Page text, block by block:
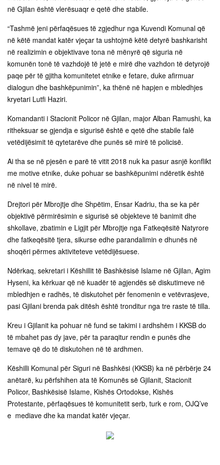
në Gjilan është vlerësuaqr e qetë dhe stabile.
“Tashmë jeni përfaqësues të zgjedhur nga Kuvendi Komunal që
në këtë mandat katër vjeçar ta ushtojmë këtë detyrë bashkarisht
në realizimin e objektivave tona në mënyrë që siguria në
komunën tonë të vazhdojë të jetë e mirë dhe vazhdon të detyrojë
paqe për të gjitha komunitetet etnike e fetare, duke afirmuar
dialogun dhe bashkëpunimin”, ka thënë në hapjen e mbledhjes
kryetari Lutfi Haziri.
Komandanti i Stacionit Policor në Gjilan, major Alban Ramushi, ka
ritheksuar se gjendja e sigurisë është e qetë dhe stabile falë
vetëdijësimit të qytetarëve dhe punës së mirë të policisë.
Ai tha se në pjesën e parë të vitit 2018 nuk ka pasur asnjë konflikt
me motive etnike, duke pohuar se bashkëpunimi ndëretik është
në nivel të mirë.
Drejtori për Mbrojtje dhe Shpëtim, Ensar Kadriu, tha se ka për
objektivë përmirësimin e sigurisë së objekteve të banimit dhe
shkollave, zbatimin e Ligjit për Mbrojtje nga Fatkeqësitë Natyrore
dhe fatkeqësitë tjera, sikurse edhe parandalimin e dhunës në
shoqëri përmes aktiviteteve vetëdijësuese.
Ndërkaq, sekretari i Këshillit të Bashkësisë Islame në Gjilan, Agim
Hyseni, ka kërkuar që në kuadër të agjendës së diskutimeve në
mbledhjen e radhës, të diskutohet për fenomenin e vetëvrasjeve,
pasi Gjilani brenda pak ditësh është tronditur nga tre raste të tilla.
Kreu i Gjilanit ka pohuar në fund se takimi i ardhshëm i KKSB do
të mbahet pas dy jave, për ta paraqitur rendin e punës dhe
temave që do të diskutohen në të ardhmen.
Këshilli Komunal për Siguri në Bashkësi (KKSB) ka në përbërje 24
anëtarë, ku përfshihen ata të Komunës së Gjilanit, Stacionit
Policor, Bashkësisë Islame, Kishës Ortodokse, Kishës
Protestante, përfaqësues të komunitetit serb, turk e rom, OJQ’ve
e mediave dhe ka mandat katër vjeçar.